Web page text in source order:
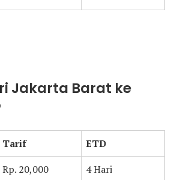
Jakarta Barat ke
Tarif
ETD
Rp. 20,000
4 Hari